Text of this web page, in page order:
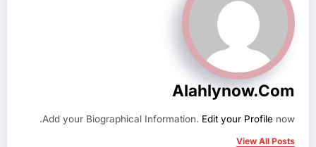
Alahlynow.com
Add your Biographical Information. Edit your Profile now.
View All Posts